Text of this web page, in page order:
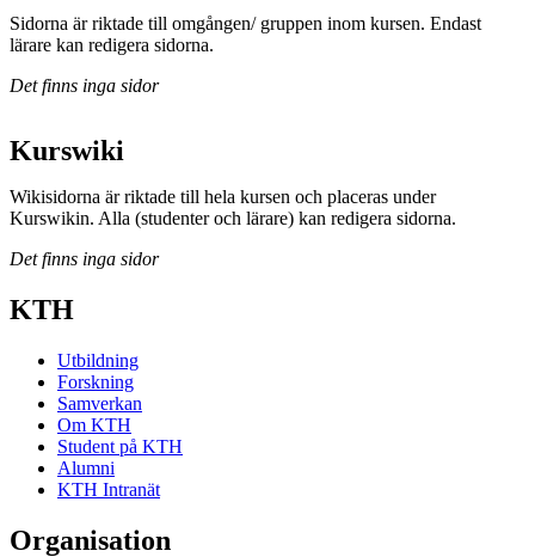
Sidorna är riktade till omgången/ gruppen inom kursen. Endast
lärare kan redigera sidorna.
Det finns inga sidor
Kurswiki
Wikisidorna är riktade till hela kursen och placeras under
Kurswikin. Alla (studenter och lärare) kan redigera sidorna.
Det finns inga sidor
KTH
Utbildning
Forskning
Samverkan
Om KTH
Student på KTH
Alumni
KTH Intranät
Organisation